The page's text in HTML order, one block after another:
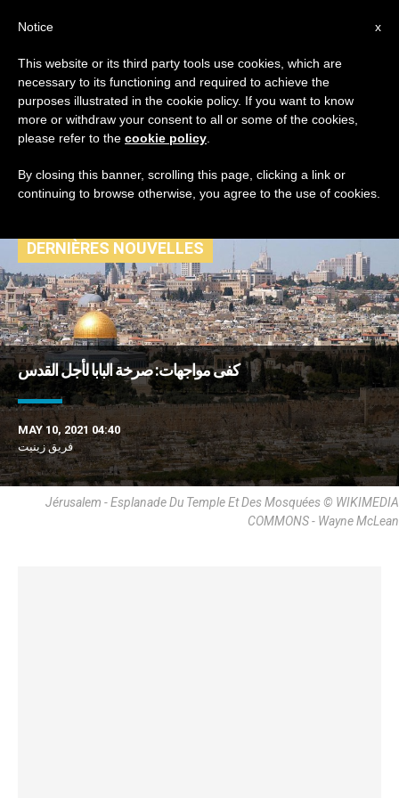
TAG
Posts Tagged
‘صدامات’
DERNIÈRES NOUVELLES
كفى مواجهات: صرخة البابا لأجل القدس
MAY 10, 2021 04:40
فريق زينيت
Jérusalem - Esplanade Du Temple Et Des Mosquées © WIKIMEDIA
COMMONS - Wayne McLean
x
Notice
This website or its third party tools use cookies, which are
necessary to its functioning and required to achieve the
purposes illustrated in the cookie policy. If you want to know
more or withdraw your consent to all or some of the cookies,
please refer to the cookie policy
By closing this banner, scrolling this page, clicking a link or
continuing to browse otherwise, you agree to the use of cookies.